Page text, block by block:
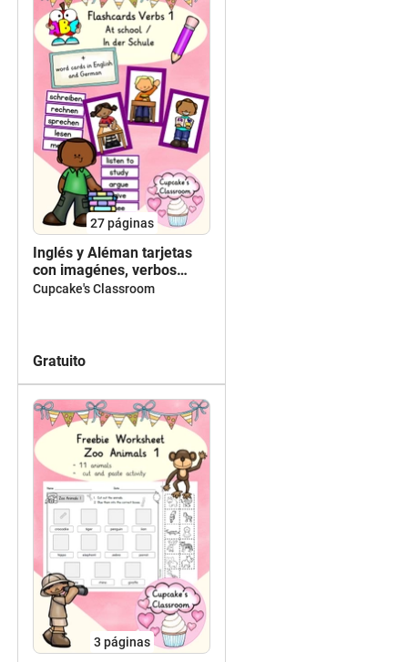
27páginas
Inglés y Aléman tarjetas
con imagénes, verbos
escuela, Flashcards verbs
Cupcake's Classroom
Gratuito
3 páginas